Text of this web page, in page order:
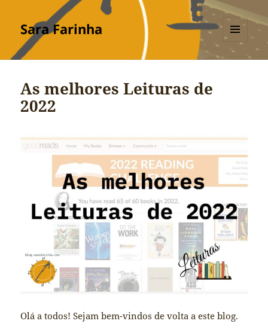
Sara Farinha
MENU
As melhores Leituras de
2022
Olá a todos! Sejam bem-vindos de volta a este blog.